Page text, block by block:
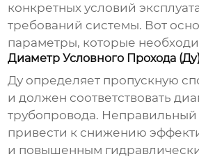
конкретных условий
требований системы. Вот
параметры, которые
Диаметр Условного Прохода
Ду определяет пропускную
и должен соответствовать
трубопровода.
привести к снижению
и повышенным